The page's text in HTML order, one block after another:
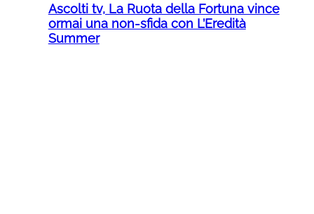
Ascolti tv, La Ruota della Fortuna vince
ormai una non-sfida con L’Eredità
Summer